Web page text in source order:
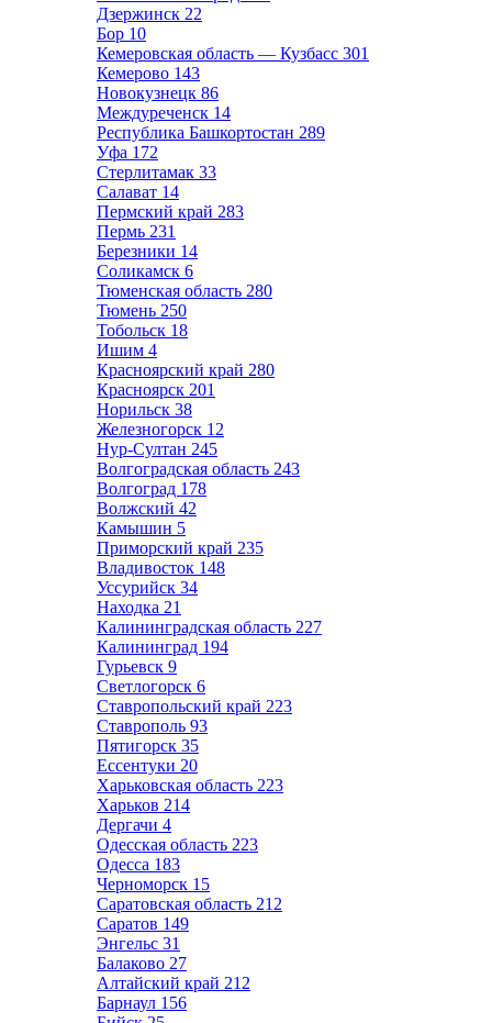
Дзержинск 22
Бор 10
Кемеровская область — Кузбасс 301
Кемерово 143
Новокузнецк 86
Междуреченск 14
Республика Башкортостан 289
Уфа 172
Стерлитамак 33
Салават 14
Пермский край 283
Пермь 231
Березники 14
Соликамск 6
Тюменская область 280
Тюмень 250
Тобольск 18
Ишим 4
Красноярский край 280
Красноярск 201
Норильск 38
Железногорск 12
Нур-Султан 245
Волгоградская область 243
Волгоград 178
Волжский 42
Камышин 5
Приморский край 235
Владивосток 148
Уссурийск 34
Находка 21
Калининградская область 227
Калининград 194
Гурьевск 9
Светлогорск 6
Ставропольский край 223
Ставрополь 93
Пятигорск 35
Ессентуки 20
Харьковская область 223
Харьков 214
Дергачи 4
Одесская область 223
Одесса 183
Черноморск 15
Саратовская область 212
Саратов 149
Энгельс 31
Балаково 27
Алтайский край 212
Барнаул 156